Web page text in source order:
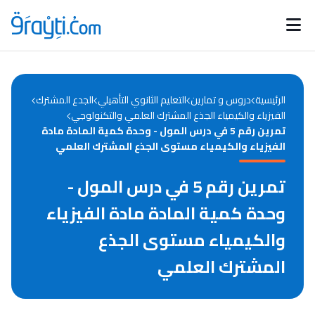
Catégories
d'actualités
Annonces bourses
الرئيسية دروس و تمارين التعليم الثانوي التأهيلي الجدع المشترك
الفيزياء والكيمياء الجذع المشترك العلمي والتكنولوجي
تمرين رقم 5 في درس المول - وحدة كمية المادة مادة
الفيزياء والكيمياء مستوى الجذع المشترك العلمي
تمرين رقم 5 في درس المول -
وحدة كمية المادة مادة الفيزياء
والكيمياء مستوى الجذع
المشترك العلمي